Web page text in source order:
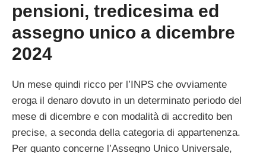
pensioni, tredicesima ed
assegno unico a dicembre
2024
Un mese quindi ricco per l’INPS che ovviamente
eroga il denaro dovuto in un determinato periodo del
mese di dicembre e con modalità di accredito ben
precise, a seconda della categoria di appartenenza.
Per quanto concerne l’Assegno Unico Universale,